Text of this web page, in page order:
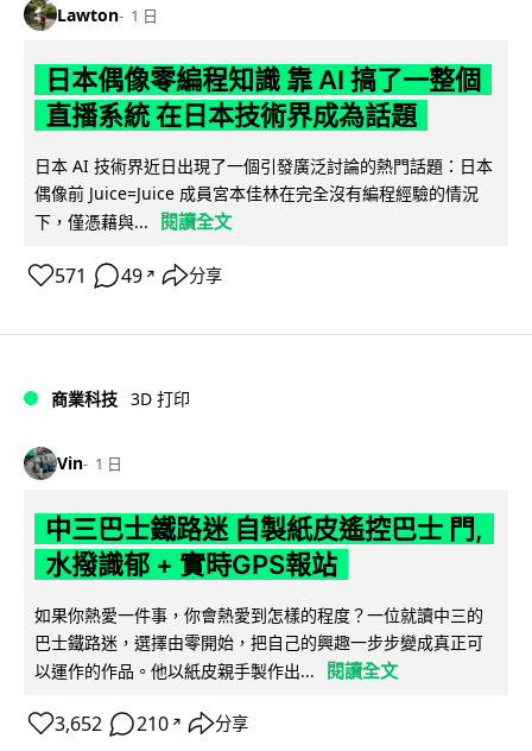
Lawton 1 日
日本偶像零編程知識 靠 AI 搞了一整個
直播系統 在日本技術界成為話題
日本 AI 技術界近日出現了一個引發廣泛討論的熱門話題：日本
偶像前 Juice=Juice 成員宮本佳林在完全沒有編程經驗的情況
下，僅憑藉與...
閱讀全文
571 49 ↗ 分享
商業科技 3D 打印
Vin 1 日
中三巴士鐵路迷 自製紙皮遙控巴士 門,
水撥識郁 + 實時GPS報站
如果你熱愛一件事，你會熱愛到怎樣的程度？一位就讀中三的
巴士鐵路迷，選擇由零開始，把自己的興趣一步步變成真正可
以運作的作品。他以紙皮親手製作出...
閱讀全文
3,652 210 ↗ 分享